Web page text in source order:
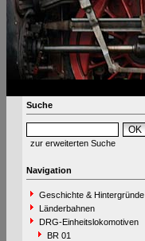
Suche
zur erweiterten Suche
Navigation
Geschichte & Hintergründe
Länderbahnen
DRG-Einheitslokomotiven
BR 01